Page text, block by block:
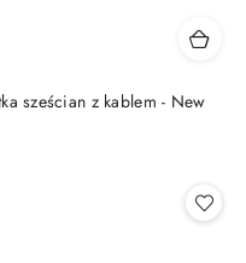
sześcian z kablem - New